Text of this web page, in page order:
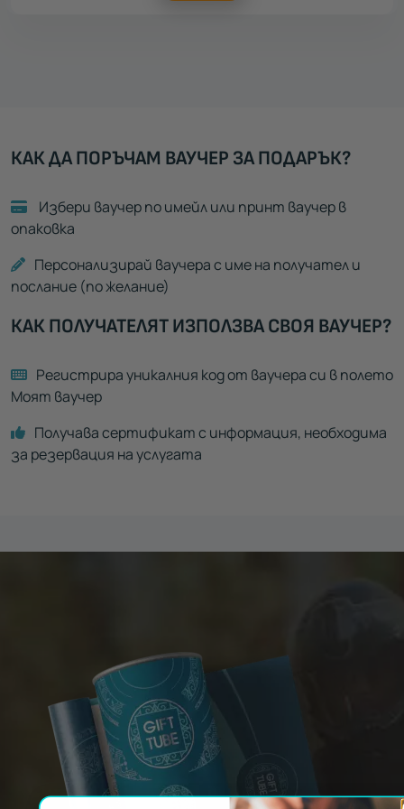
КАК ДА ПОРЪЧАМ ВАУЧЕР ЗА ПОДАРЪК?
Избери ваучер по имейл или принт ваучер в
опаковка
Персонализирай ваучера с име на получател и
послание (по желание)
КАК ПОЛУЧАТЕЛЯТ ИЗПОЛЗВА СВОЯ ВАУЧЕР?
Регистрира уникалния код от ваучера си в полето
Моят ваучер
Получава сертификат с информация, необходима
за резервация на услугата